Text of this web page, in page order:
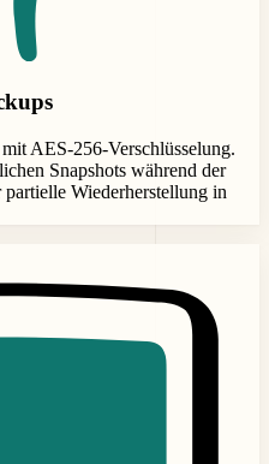
AES-256-Verschlüsselung.
Snapshots während der
Wiederherstellung in